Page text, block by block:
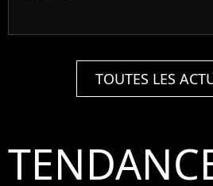
TOUTES LES